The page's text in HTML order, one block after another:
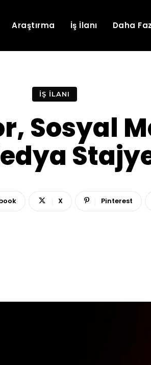
Araştırma İş İlanı Daha
İŞ İLANI
Sosyal
X Pinterest